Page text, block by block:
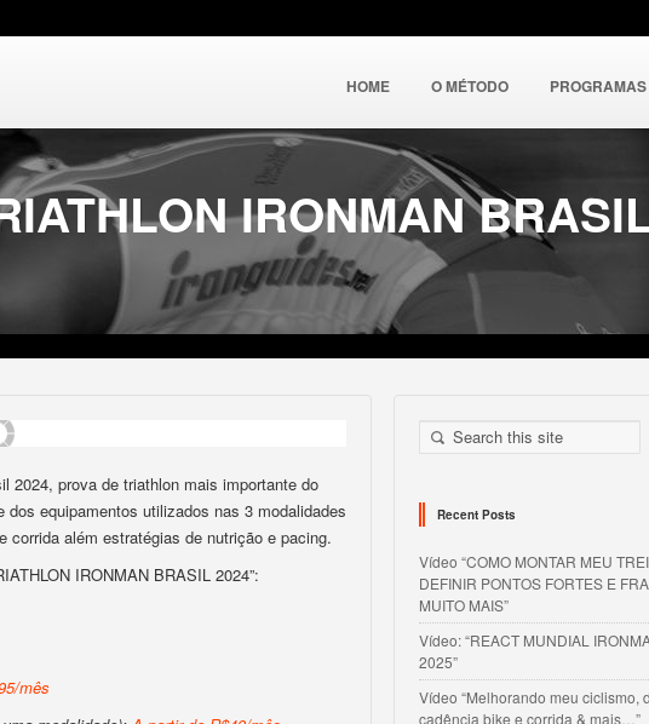
HOME O MÉTODO
IRONMAN
2024, prova de triathlon mais importante do
dos equipamentos utilizados nas 3 modalidades
corrida além estratégias de nutrição e pacing.
IRONMAN BRASIL 2024”:
mês
Recent Posts
Vídeo “COMO MONTAR MEU
DEFINIR PONTOS FORTES E
MUITO MAIS”
Vídeo: “REACT MUNDIAL
2025”
Vídeo “Melhorando meu ciclismo,
cadência bike e corrida & mais…”